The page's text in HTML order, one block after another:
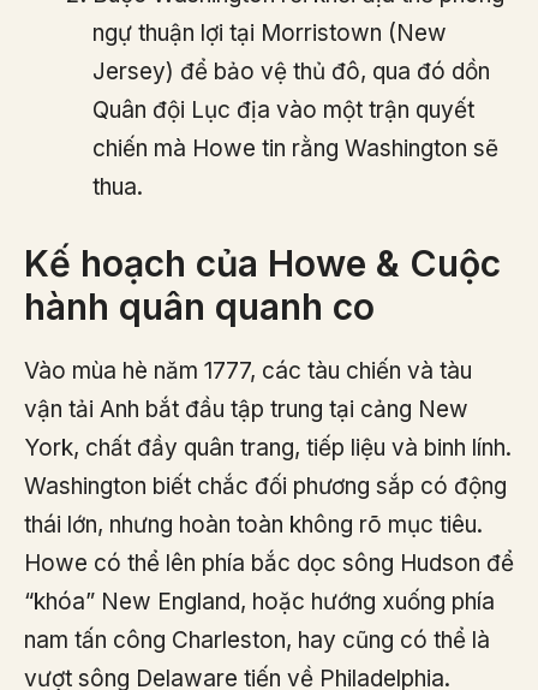
ngự thuận lợi tại Morristown (New
Jersey) để bảo vệ thủ đô, qua đó dồn
Quân đội Lục địa vào một trận quyết
chiến mà Howe tin rằng Washington sẽ
thua.
Kế hoạch của Howe & Cuộc
hành quân quanh co
Vào mùa hè năm 1777, các tàu chiến và tàu
vận tải Anh bắt đầu tập trung tại cảng New
York, chất đầy quân trang, tiếp liệu và binh lính.
Washington biết chắc đối phương sắp có động
thái lớn, nhưng hoàn toàn không rõ mục tiêu.
Howe có thể lên phía bắc dọc sông Hudson để
“khóa” New England, hoặc hướng xuống phía
nam tấn công Charleston, hay cũng có thể là
vượt sông Delaware tiến về Philadelphia.